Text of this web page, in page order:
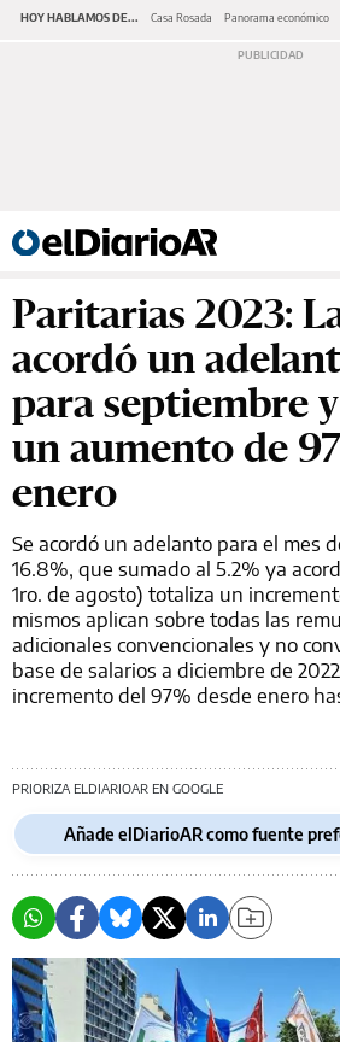
HOY HABLAMOS DE... Casa Rosada Panorama económico
Paritarias 2023:
acordó un
para septiembre
un aumento de
enero
Se acordó un adelanto para el mes
16.8%, que sumado al 5.2% ya
1ro. de agosto) totaliza un
mismos aplican sobre todas las
adicionales convencionales y no
base de salarios a diciembre de
incremento del 97% desde enero
PRIORIZA ELDIARIOAR EN GOOGLE
Añade elDiarioAR como fuente